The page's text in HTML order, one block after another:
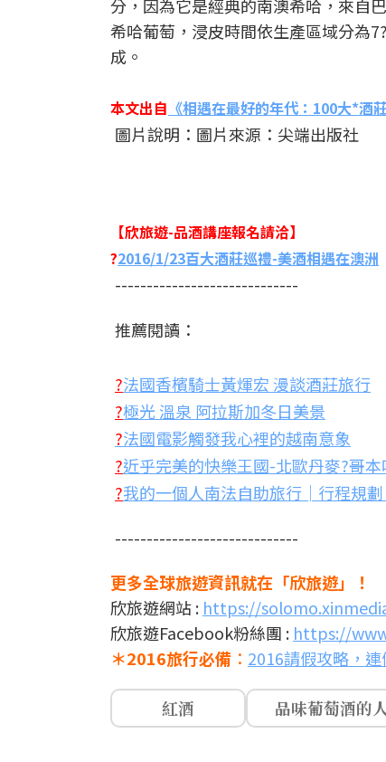
分，因為它是經典的南澳希哈，來自
希哈葡萄，浸皮時間依生產區域分為
成。
本文出自 《相遇在最好的年代：100大*酒
圖片說明：圖片來源：尖端出版社
【欣旅遊-品酒講座報名請洽】
?2016/1/23百大酒莊巡禮-美酒相遇在澳洲
-----------------------------
推薦閱讀：
?法國香檳騎士黃煇宏 漫談酒莊旅行
?極光 溫泉 阿拉斯加冬日美景
?法國電影觸發我心裡的越南意象
?近乎完美的快樂王國-北歐丹麥?哥本
?我的一個人南法自助旅行│行程規
-----------------------------
更多全球旅遊資訊就在「欣旅遊」！
欣旅遊網站 : https://
欣旅遊Facebook粉絲團 : https://
＊2016旅行必備 ： 2016請假攻略，連
紅酒 品味葡萄酒的